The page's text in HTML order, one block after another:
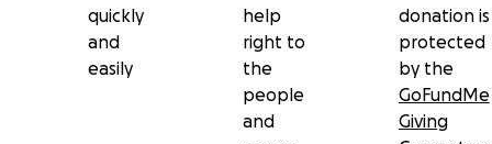
quickly
and
easily
help
right to
the
people
and
donation is
protected
by the
GoFundMe
Giving